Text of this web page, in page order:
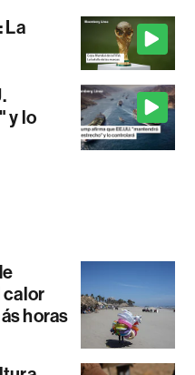
La
y lo
calor
horas